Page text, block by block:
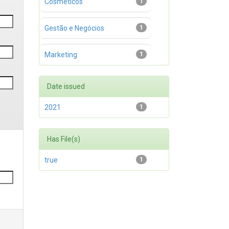
1
Gestão e Negócios
1
Marketing
Date issued
1
2021
Has File(s)
1
true